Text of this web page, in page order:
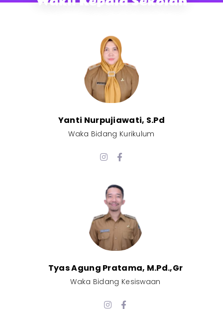
Yanti Nurpujiawati, S.Pd
Waka Bidang Kurikulum
Tyas Agung Pratama, M.Pd.,Gr​
Waka Bidang Kesiswaan​